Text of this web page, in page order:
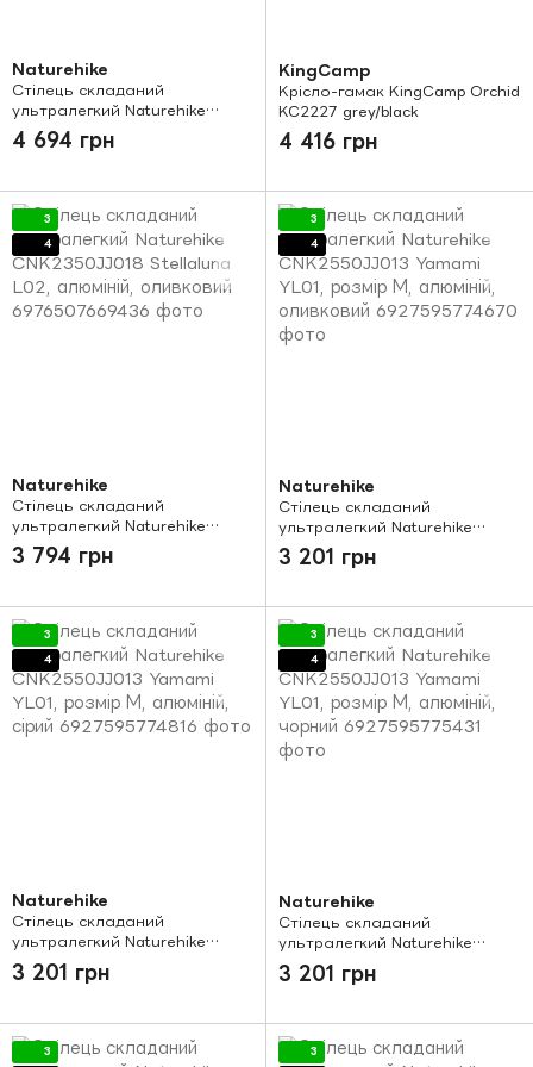
Naturehike
Стілець складаний
ультралегкий Naturehike
CNK2550JJ013 Yamami YL01,
розмір L, алюміній, сірий
4 694 грн
KingCamp
Крісло-гамак KingCamp Orchid
KC2227 grey/black
4 416 грн
3
4
Naturehike
Стілець складаний
ультралегкий Naturehike
CNK2350JJ018 Stellaluna L02,
алюміній, оливковий
3 794 грн
3
4
Naturehike
Стілець складаний
ультралегкий Naturehike
CNK2550JJ013 Yamami YL01,
розмір М, алюміній,
3 201 грн
3
4
Naturehike
Стілець складаний
ультралегкий Naturehike
CNK2550JJ013 Yamami YL01,
розмір М, алюміній, сірий
3 201 грн
3
4
Naturehike
Стілець складаний
ультралегкий Naturehike
CNK2550JJ013 Yamami YL01,
розмір М, алюміній, чорний
3 201 грн
3 3